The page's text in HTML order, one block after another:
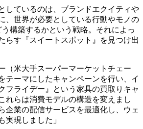
しているのは、ブランドエクイティや
、世界が必要としている行動やモノの
う構築するかという戦略。それによっ
らす『スイートスポット』を見つけ出
（米大手スーパーマーケットチェー
テーマにしたキャンペーンを行い、イ
フライデー』という家具の買取りキャ
れらは消費モデルの構造を変えまし
企業の配信サービスを最適化し、ウェ
実現しました」